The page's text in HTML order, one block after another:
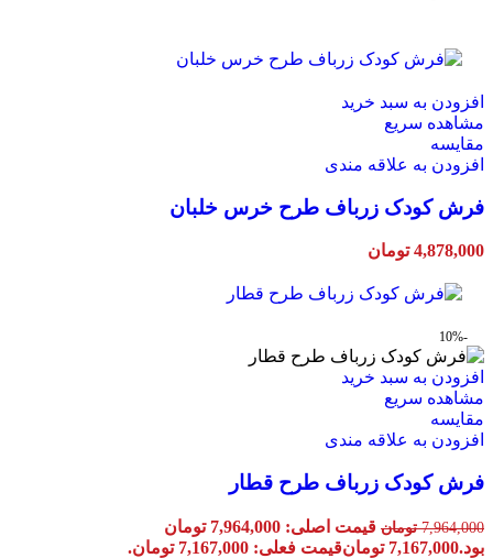
افزودن به سبد خرید
مشاهده سریع
مقایسه
افزودن به علاقه مندی
فرش کودک زرباف طرح خرس خلبان
4,878,000 تومان
-10%
افزودن به سبد خرید
مشاهده سریع
مقایسه
افزودن به علاقه مندی
فرش کودک زرباف طرح قطار
7,964,000 تومان
قیمت اصلی: 7,964,000 تومان
بود.7,167,000 تومانقیمت فعلی: 7,167,000 تومان.